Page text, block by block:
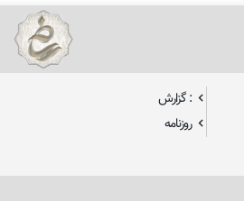
: گزارش
روزنامه